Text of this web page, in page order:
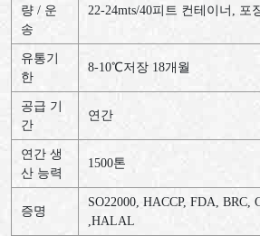
량 / 운
송
22-24mts/40피트 컨테이너, 포
유통기
한
8-10℃저장 18개월
공급 기
간
연간
연간 생
산 능력
1500톤
증명
SO22000, HACCP, FDA, BRC,
,HALAL